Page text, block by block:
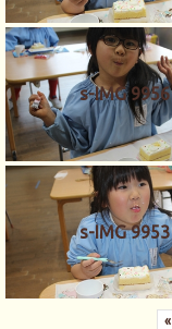
s-IMG 9956
s-IMG 9953
«